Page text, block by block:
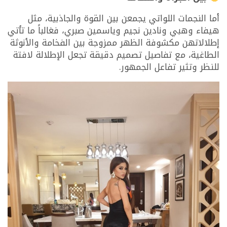
أما النجمات اللواتي يجمعن بين القوة والجاذبية، مثل
هيفاء وهبي ونادين نجيم وياسمين صبري، فغالباً ما تأتي
إطلالاتهن مكشوفة الظهر ممزوجة بين الفخامة والأنوثة
الطاغية، مع تفاصيل تصميم دقيقة تجعل الإطلالة لافتة
للنظر وتثير تفاعل الجمهور.